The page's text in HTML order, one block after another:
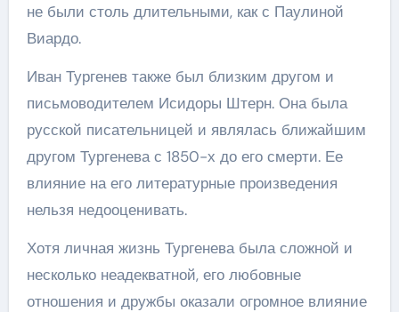
не были столь длительными, как с Паулиной
Виардо.
Иван Тургенев также был близким другом и
письмоводителем Исидоры Штерн. Она была
русской писательницей и являлась ближайшим
другом Тургенева с 1850-х до его смерти. Ее
влияние на его литературные произведения
нельзя недооценивать.
Хотя личная жизнь Тургенева была сложной и
несколько неадекватной, его любовные
отношения и дружбы оказали огромное влияние